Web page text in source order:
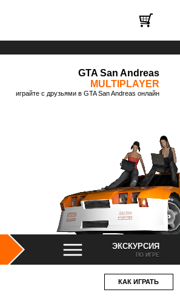
GTA San Andreas
MULTIPLAYER
играйте с друзьями в GTA San Andreas онлайн
ЭКСКУРСИЯ
ПО ИГРЕ
КАК ИГРАТЬ